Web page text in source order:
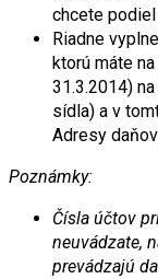
chcete
Riadne
ktorú máte
31.3.2014)
sídla) a v
Adresy
Poznámky:
Čísla účtov
neuvádzate,
prevádzajú